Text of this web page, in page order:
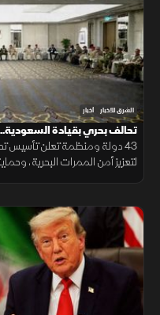
الشرق للأخبار أخبار
تحالف بحري بقيادة السعودية..
43 دولة ومنظمة تعلن تأسيس
لتعزيز أمن الممرات البحرية،